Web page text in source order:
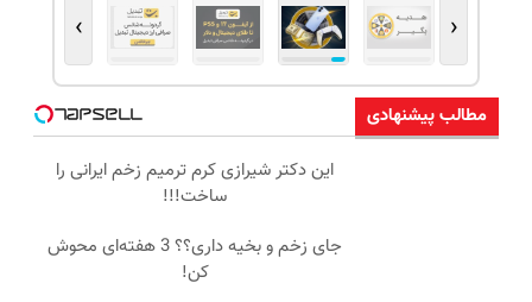
‹
›
مطالب پیشنهادی
این دکتر شیرازی کرم ترمیم زخم ایرانی را
ساخت!!!
جای زخم و بخیه داری؟؟ 3 هفته‌ای محوش
کن!